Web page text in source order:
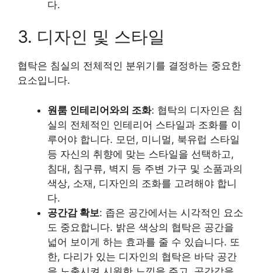
다.
3. 디자인 및 스타일
협탁은 침실의 전체적인 분위기를 결정하는 중요한
요소입니다.
원룸 인테리어와의 조화: 협탁의 디자인은 침
실의 전체적인 인테리어 스타일과 조화를 이
루어야 합니다. 모던, 미니멀, 북유럽 스타일
등 자신의 취향에 맞는 스타일을 선택하고,
침대, 침구류, 벽지 등 주변 가구 및 소품과의
색상, 소재, 디자인의 조화를 고려해야 합니
다.
공간감 확보: 좁은 공간에서는 시각적인 요소
도 중요합니다. 밝은 색상의 협탁은 공간을
넓어 보이게 하는 효과를 줄 수 있습니다. 또
한, 다리가 있는 디자인의 협탁은 바닥 공간